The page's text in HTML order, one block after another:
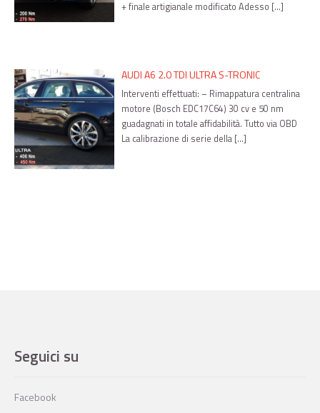
+ finale artigianale modificato Adesso […]
AUDI A6 2.0 TDI ULTRA S-TRONIC
Interventi effettuati: – Rimappatura centralina
motore (Bosch EDC17C64) 30 cv e 50 nm
guadagnati in totale affidabilità. Tutto via OBD
La calibrazione di serie della […]
Seguici su
Facebook